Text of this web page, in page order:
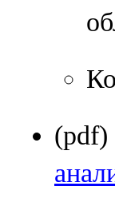
(pdf)